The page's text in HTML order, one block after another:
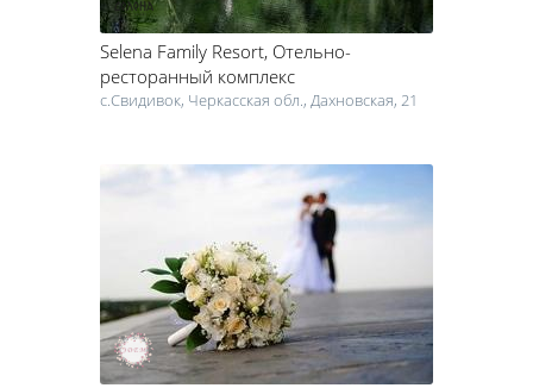
Selena Family Resort, Отельно-
ресторанный комплекс
c.Свидивок, Черкасская обл., Дахновская, 21